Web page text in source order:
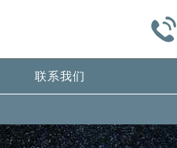

联系我们